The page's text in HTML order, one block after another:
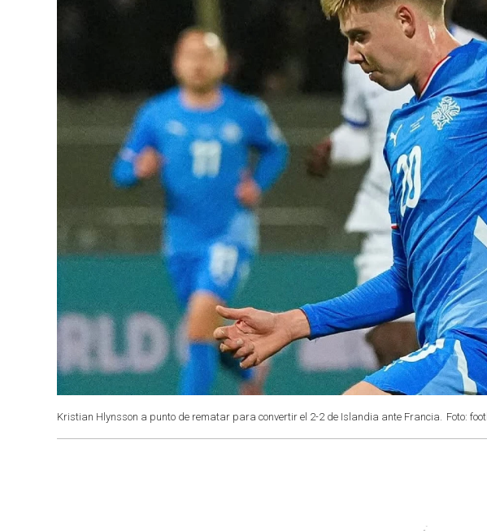
Kristian Hlynsson a punto de rematar para convertir el 2-2 de Islandia ante Francia. Foto: